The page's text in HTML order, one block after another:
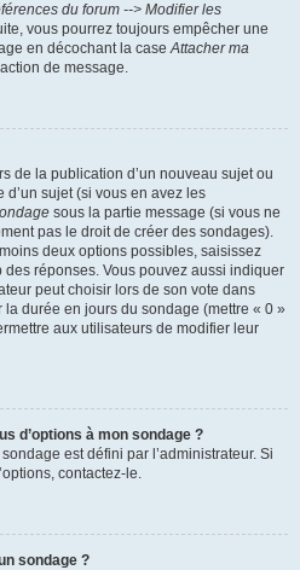
du forum --> Modifier les
vous pourrez toujours empêcher une
en décochant la caseAttacher ma
de message.
de la publication d’un nouveau sujet ou
sujet (si vous en avez les
sous la partie message (si vous ne
pas le droit de créer des sondages).
deux options possibles, saisissez
réponses. Vous pouvez aussi indiquer
peut choisir lors de son vote dans
la durée en jours du sondage (mettre « 0 »
aux utilisateurs de modifier leur
d’options à mon sondage ?
est défini par l’administrateur. Si
contactez-le.
sondage ?